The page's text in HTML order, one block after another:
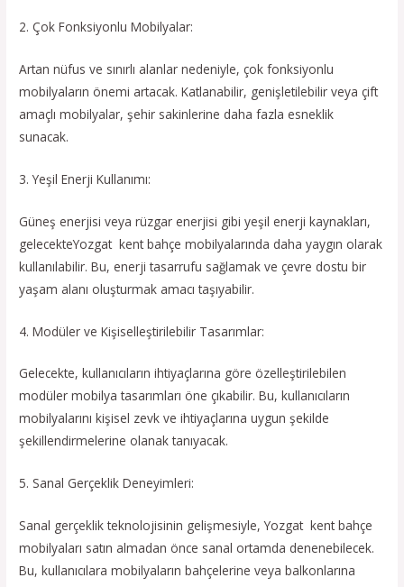
2. Çok Fonksiyonlu Mobilyalar:
Artan nüfus ve sınırlı alanlar nedeniyle, çok fonksiyonlu
mobilyaların önemi artacak. Katlanabilir, genişletilebilir veya çift
amaçlı mobilyalar, şehir sakinlerine daha fazla esneklik
sunacak.
3. Yeşil Enerji Kullanımı:
Güneş enerjisi veya rüzgar enerjisi gibi yeşil enerji kaynakları,
gelecekteYozgat kent bahçe mobilyalarında daha yaygın olarak
kullanılabilir. Bu, enerji tasarrufu sağlamak ve çevre dostu bir
yaşam alanı oluşturmak amacı taşıyabilir.
4. Modüler ve Kişiselleştirilebilir Tasarımlar:
Gelecekte, kullanıcıların ihtiyaçlarına göre özelleştirilebilen
modüler mobilya tasarımları öne çıkabilir. Bu, kullanıcıların
mobilyalarını kişisel zevk ve ihtiyaçlarına uygun şekilde
şekillendirmelerine olanak tanıyacak.
5. Sanal Gerçeklik Deneyimleri:
Sanal gerçeklik teknolojisinin gelişmesiyle, Yozgat kent bahçe
mobilyaları satın almadan önce sanal ortamda denenebilecek.
Bu, kullanıcılara mobilyaların bahçelerine veya balkonlarına